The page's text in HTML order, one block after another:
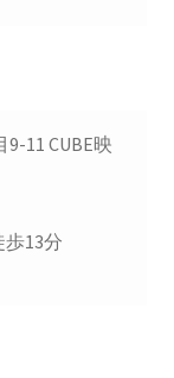
11 CUBE映
13分